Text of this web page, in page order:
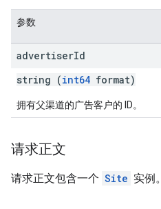
参数
advertiserId
string (int64 format)
拥有父渠道的广告客户的 ID。
请求正文
请求正文包含一个 Site 实例。